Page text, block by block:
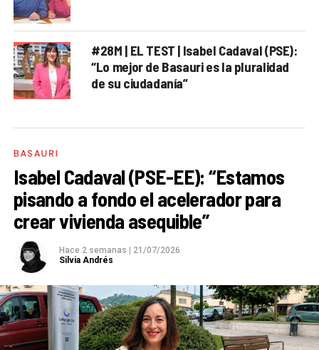
#28M | EL TEST | Isabel Cadaval (PSE):
“Lo mejor de Basauri es la pluralidad
de su ciudadanía”
BASAURI
Isabel Cadaval (PSE-EE): “Estamos
pisando a fondo el acelerador para
crear vivienda asequible”
Hace 2 semanas
21/07/2026
Silvia Andrés